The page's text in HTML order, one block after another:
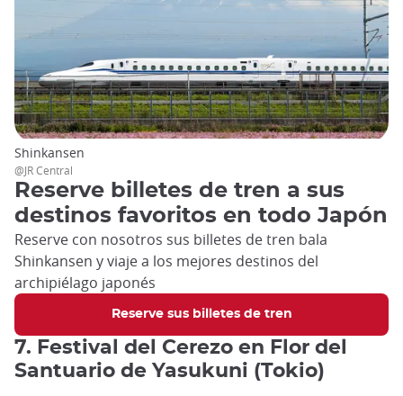
Reserve billetes de tren a sus
destinos favoritos en todo Japón
Reserve con nosotros sus billetes de tren bala
Shinkansen y viaje a los mejores destinos del
archipiélago japonés
Reserve sus billetes de tren
Shinkansen
@JR Central
7. Festival del Cerezo en Flor del
Santuario de Yasukuni (Tokio)